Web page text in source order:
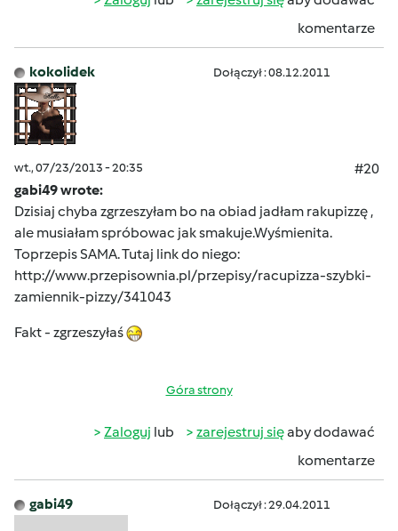
komentarze
kokolidek Dołączył : 08.12.2011
wt., 07/23/2013 - 20:35
#20
gabi49 wrote:
Dzisiaj chyba zgrzeszyłam bo na obiad jadłam rakupizzę ,
ale musiałam spróbowac jak smakuje.Wyśmienita.
Toprzepis SAMA. Tutaj link do niego:
http://www.przepisownia.pl/przepisy/racupizza-szybki-
zamiennik-pizzy/341043
Fakt - zgrzeszyłaś
Góra strony
Zaloguj lub zarejestruj sięaby dodawać
komentarze
gabi49 Dołączył : 29.04.2011